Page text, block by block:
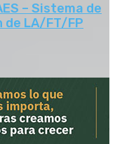
– Sistema de
de LA/FT/FP